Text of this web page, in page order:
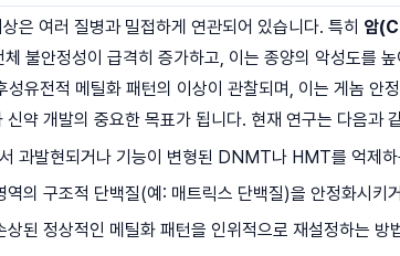
은 여러 질병과 밀접하게 연관되어 있습니다. 특히 암
불안정성이 급격히 증가하고, 이는 종양의 악성도를
전적 메틸화 패턴의 이상이 관찰되며, 이는 게놈 안
약 개발의 중요한 목표가 됩니다. 현재 연구는 다음과
과발현되거나 기능이 변형된 DNMT나 HMT를 억제
역의 구조적 단백질(예: 매트릭스 단백질)을 안정화시키
상된 정상적인 메틸화 패턴을 인위적으로 재설정하는 방